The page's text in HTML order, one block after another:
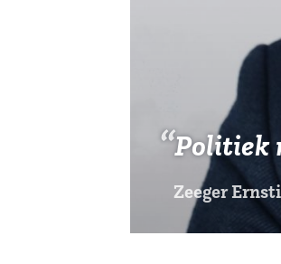
Politiek
Zeeger